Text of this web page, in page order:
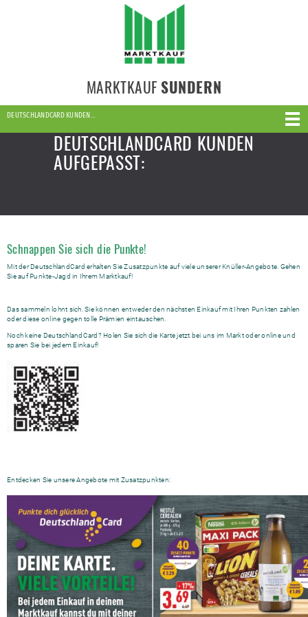
MARKTKAUF SUNDERN
DEUTSCHLANDCARD KUNDEN…
DEUTSCHLANDCARD KUNDEN
AUFGEPASST:
Schnappen Sie sich die Punkte!
Mit der DeutschlandCard erhalten Sie Zusatzpunkte auf viele unserer Knüller-Angebote. Gehen
Sie auf Punkte-Jagd in Ihrem Marktkauf!
Das sammeln lohnt sich. Sie können entweder den nächsten Einkauf mit Ihren Punkten zahlen
oder diese online gegen tolle Prämien eintauschen.
Noch keine DeutschlandCard? Holen Sie sich die Karte jetzt bei uns im Markt oder online und
sparen Sie bei jedem Einkauf!
Entdecken Sie unsere Angebote mit Zusatzpunkten: